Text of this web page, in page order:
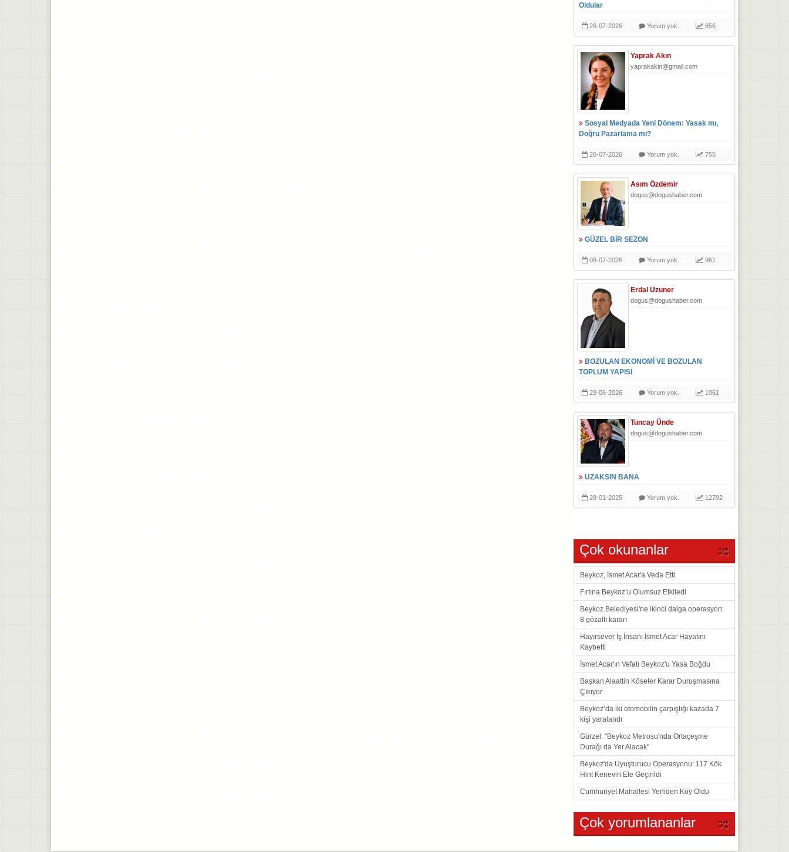
Oldular
26-07-2026 Yorum yok. 856
Yaprak Akın
yaprakakin@gmail.com
Sosyal Medyada Yeni Dönem: Yasak mı,
Doğru Pazarlama mı?
26-07-2026 Yorum yok. 755
Asım Özdemir
dogus@dogushaber.com
GÜZEL BİR SEZON
08-07-2026 Yorum yok. 961
Erdal Uzuner
dogus@dogushaber.com
BOZULAN EKONOMİ VE BOZULAN
TOPLUM YAPISI
29-06-2026 Yorum yok. 1061
Tuncay Ünde
dogus@dogushaber.com
UZAKSIN BANA
28-01-2025 Yorum yok. 12792
Çok okunanlar
Beykoz, İsmet Acar'a Veda Etti
Fırtına Beykoz’u Olumsuz Etkiledi
Beykoz Belediyesi'ne ikinci dalga operasyon:
8 gözaltı kararı
Hayırsever İş İnsanı İsmet Acar Hayatını
Kaybetti
İsmet Acar'ın Vefatı Beykoz'u Yasa Boğdu
Başkan Alaattin Köseler Karar Duruşmasına
Çıkıyor
Beykoz’da iki otomobilin çarpıştığı kazada 7
kişi yaralandı
Gürzel: "Beykoz Metrosu'nda Ortaçeşme
Durağı da Yer Alacak"
Beykoz'da Uyuşturucu Operasyonu: 117 Kök
Hint Keneviri Ele Geçirildi
Cumhuriyet Mahallesi Yeniden Köy Oldu
Çok yorumlananlar